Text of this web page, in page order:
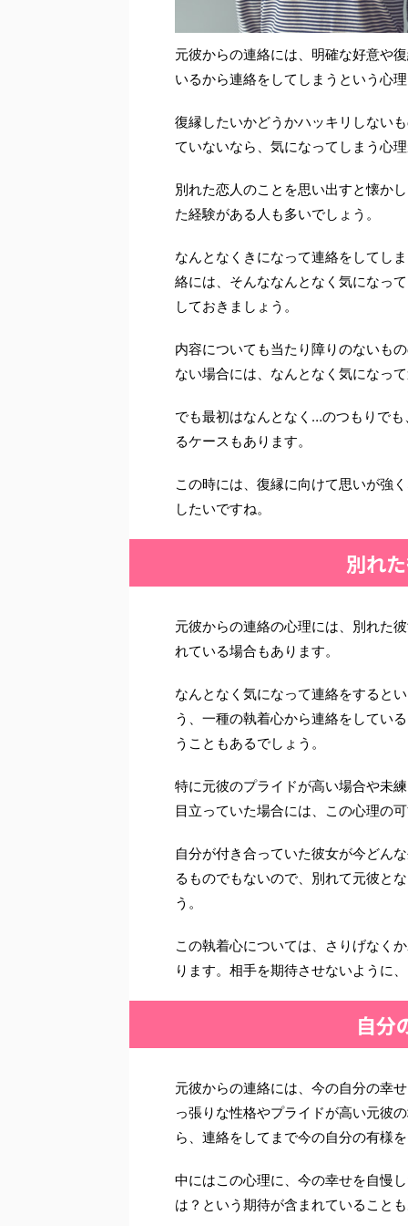
元彼からの連絡には、明確な好意や
いるから連絡をしてしまうという心
復縁したいかどうかハッキリしない
ていないなら、気になってしまう心
別れた恋人のことを思い出すと懐か
た経験がある人も多いでしょう。
なんとなくきになって連絡をしてし
絡には、そんななんとなく気になっ
しておきましょう。
内容についても当たり障りのないも
ない場合には、なんとなく気になっ
でも最初はなんとなく…のつもりで
るケースもあります。
この時には、復縁に向けて思いが強
したいですね。
別れ
元彼からの連絡の心理には、別れた
れている場合もあります。
なんとなく気になって連絡をすると
う、一種の執着心から連絡をしてい
うこともあるでしょう。
特に元彼のプライドが高い場合や未
目立っていた場合には、この心理の
自分が付き合っていた彼女が今どん
るものでもないので、別れて元彼と
う。
この執着心については、さりげなく
ります。相手を期待させないように
自分
元彼からの連絡には、今の自分の幸
っ張りな性格やプライドが高い元彼
ら、連絡をしてまで今の自分の有様
中にはこの心理に、今の幸せを自慢
は？という期待が含まれていること